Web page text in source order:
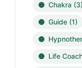
Chakra (3)
Guide (1)
Life